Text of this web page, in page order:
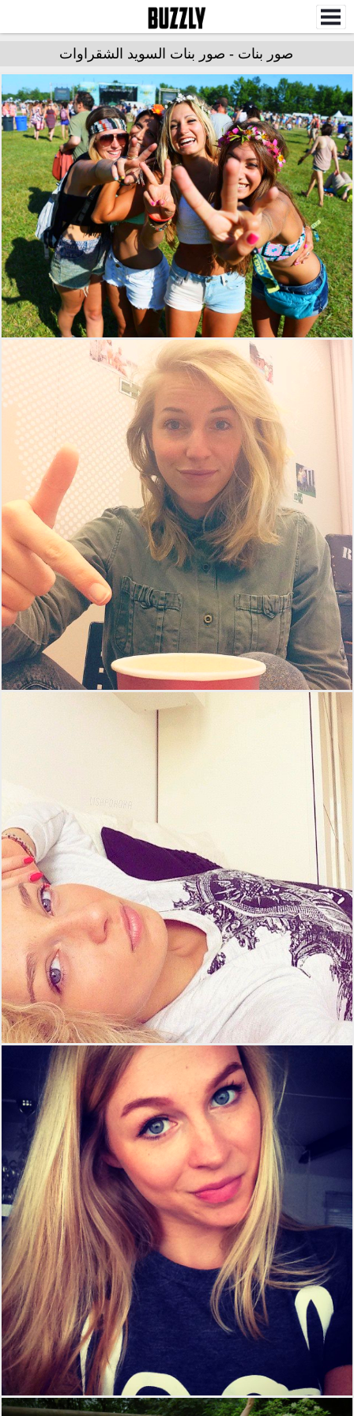
صور بنات - صور بنات السويد الشقراوات